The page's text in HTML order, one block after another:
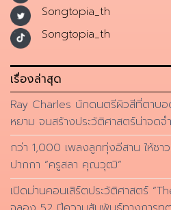
Songtopia_th
Songtopia_th
เรื่องล่าสุด
Ray Charles นักดนตรีผิวสีที่ตาบ
หยาม จนสร้างประวัติศาสตร์น่าจดจ
กว่า 1,000 เพลงลูกทุ่งอีสาน ให้ชา
ปากกา “ครูสลา คุณวุฒิ”
เปิดม่านคอนเสิร์ตประวัติศาสตร์